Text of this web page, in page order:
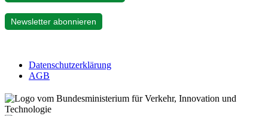
Newsletter abonnieren
Datenschutzerklärung
AGB